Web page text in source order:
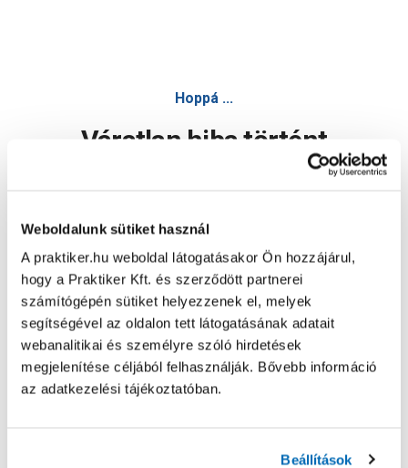
Weboldalunk sütiket használ
A praktiker.hu weboldal látogatásakor Ön hozzájárul,
hogy a Praktiker Kft. és szerződött partnerei
számítógépén sütiket helyezzenek el, melyek
segítségével az oldalon tett látogatásának adatait
webanalitikai és személyre szóló hirdetések
megjelenítése céljából felhasználják. Bővebb információ
az adatkezelési tájékoztatóban.
Beállítások
Hoppá ...
Váratlan hiba történt
Oldal újratöltése